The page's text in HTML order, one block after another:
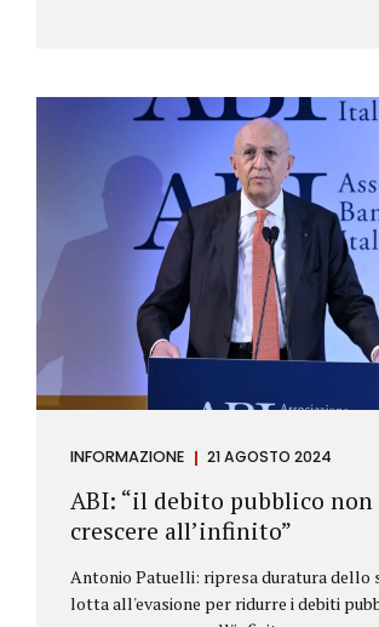
riguardano le novità nella disciplina
nazionale, e forniscono informazioni su
eventuali consultazioni pubbliche e su
particolare rilevanza emesse
dell’attività giurisdizionale. In questo
l’approfondimento è dedicato, in
recente normativa della UE sugli
antiriciclaggio (c.d. AML Package), tra cui
Regolamento Antiriciclaggio e la
all’AMLA, ovvero alla nuova Autorità
INFORMAZIONE 21 AGOSTO 2024
ABI: “il debito pubblico non
crescere all’infinito”
Antonio Patuelli: ripresa duratura dello
lotta all'evasione per ridurre i debiti